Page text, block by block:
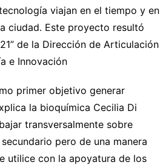
viajan en el tiempo y en
ciudad. Este proyecto resultó
de la Dirección de Articulación
e Innovación
primer objetivo generar
la bioquímica Cecilia Di
transversalmente sobre
pero de una manera
utilice con la apoyatura de los